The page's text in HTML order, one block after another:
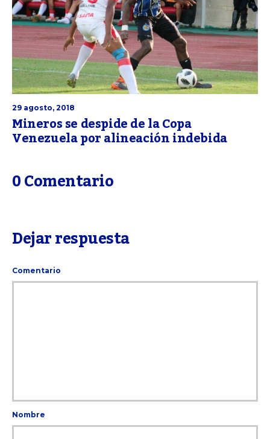
29 agosto, 2018
Mineros se despide de la Copa
Venezuela por alineación indebida
0 Comentario
Dejar respuesta
Comentario
Nombre